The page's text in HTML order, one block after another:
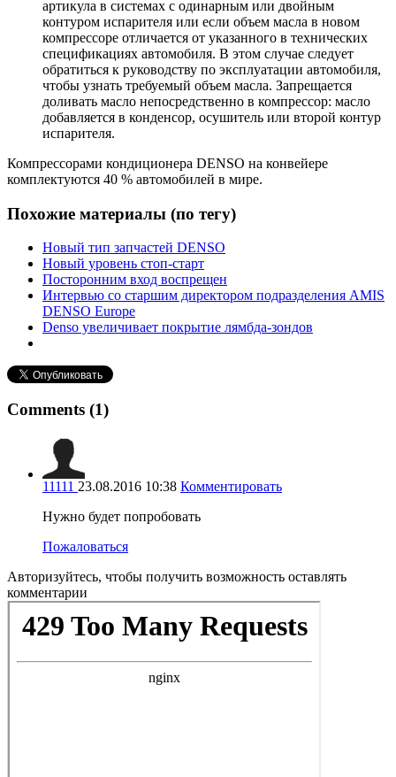
артикула в системах с одинарным или двойным
контуром испарителя или если объем масла в новом
компрессоре отличается от указанного в технических
спецификациях автомобиля. В этом случае следует
обратиться к руководству по эксплуатации автомобиля,
чтобы узнать требуемый объем масла. Запрещается
доливать масло непосредственно в компрессор: масло
добавляется в конденсор, осушитель или второй контур
испарителя.
Компрессорами кондиционера DENSO на конвейере
комплектуются 40 % автомобилей в мире.
Похожие материалы (по тегу)
Новый тип запчастей DENSO
Новый уровень стоп-старт
Посторонним вход воспрещен
Интервью со старшим директором подразделения AMIS
DENSO Europe
Denso увеличивает покрытие лямбда-зондов
Comments (1)
11111 23.08.2016 10:38 Комментировать
Нужно будет попробовать
Пожаловаться
Авторизуйтесь, чтобы получить возможность оставлять
комментарии